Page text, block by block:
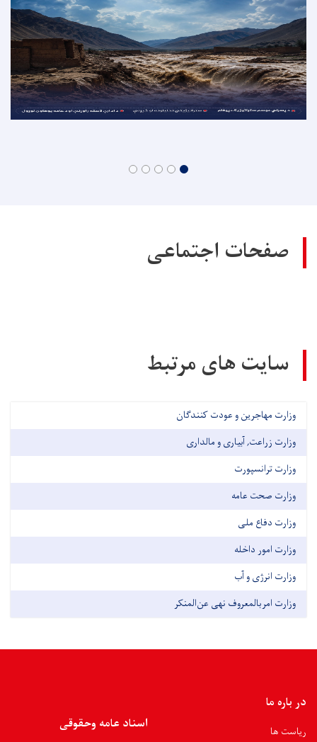
صفحات اجتماعی
سایت های مرتبط
وزارت مهاجرین و عودت کنندگان
وزارت زراعت, آبیاری و مالداری
وزارت ترانسپورت
وزارت صحت عامه
وزارت دفاع ملی
وزارت امور داخله
وزارت انرژی و آب
وزارت امربالمعروف نهی عن‌المنکر
در باره ما
ریاست ها
اسناد عامه وحقوقی